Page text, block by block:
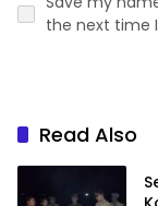
the next time
Read Also